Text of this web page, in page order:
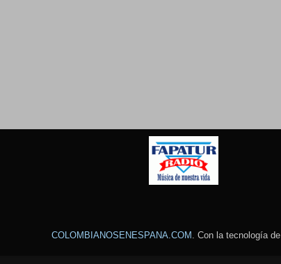
COLOMBIANOSENESPANA.COM . Con la tecnología de